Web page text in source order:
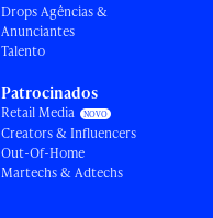
Drops Agências &
Anunciantes
Talento
Patrocinados
Retail Media
Creators & Influencers
Out-Of-Home
Martechs & Adtechs